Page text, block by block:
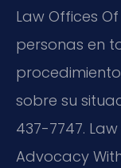
Law Offices Of
personas en
sobre su
437-7747. Law
Advocacy